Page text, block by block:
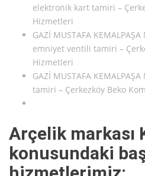
elektronik kart tamiri –
Hizmetleri
GAZİ MUSTAFA
emniyet ventili tamiri –
Hizmetleri
GAZİ MUSTAFA
tamiri – Çerkezköy Beko
Arçelik markası
konusundaki